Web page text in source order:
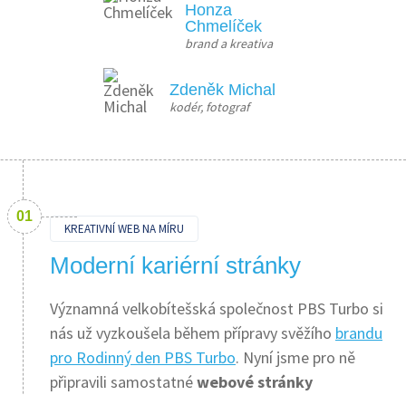
Honza
Chmelíček
brand a kreativa
Zdeněk Michal
kodér, fotograf
KREATIVNÍ WEB NA MÍRU
Moderní kariérní stránky
Významná velkobítešská společnost PBS Turbo si
nás už vyzkoušela během přípravy svěžího brandu
pro Rodinný den PBS Turbo. Nyní jsme pro ně
připravili samostatnéwebové stránky